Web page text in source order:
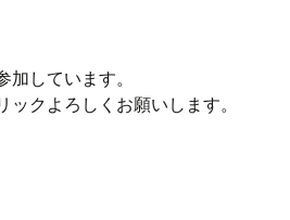
しています。
クよろしくお願いします。